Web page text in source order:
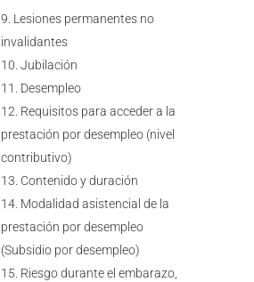
Lesiones permanentes no
invalidantes
Jubilación
Desempleo
Requisitos para acceder a la
prestación por desempleo (nivel
contributivo)
Contenido y duración
Modalidad asistencial de la
prestación por desempleo
(Subsidio por desempleo)
Riesgo durante el embarazo,